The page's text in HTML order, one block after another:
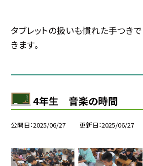
タブレットの扱いも慣れた手つき
きます。
4年生 音楽の時間
公開日 2025/06/27 更新日 2025/06/27